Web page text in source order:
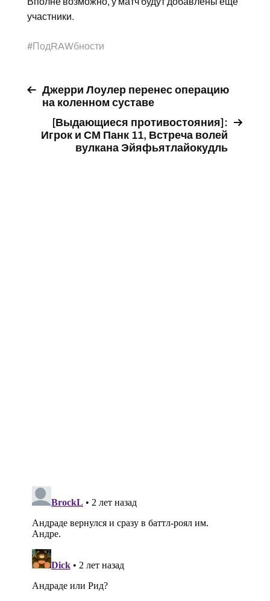
участники.
#ПодRAWбности
Джерри Лоулер перенес операцию
на коленном суставе
[Выдающиеся противостояния]:
Игрок и СМ Панк 11, Встреча волей
вулкана Эйяфьятлайокудль